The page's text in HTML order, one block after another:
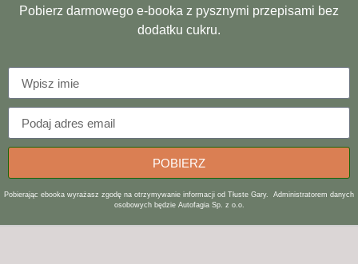
Pobierz darmowego e-booka z pysznymi przepisami bez
dodatku cukru.
POBIERZ
Pobierając ebooka wyrażasz zgodę na otrzymywanie informacji od Tłuste Gary. Administratorem danych
osobowych będzie Autofagia Sp. z o.o.